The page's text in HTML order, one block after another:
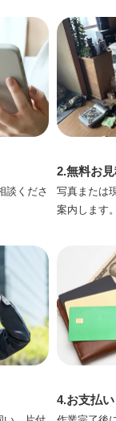
談くださ
2.無料お見
写真または
案内します。
4.お支払い